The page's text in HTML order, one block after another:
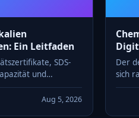
Ein Leitfaden
SDS-
und
eines
Ein Praxisleitfaden.
Aug 5, 2026
Der
sich